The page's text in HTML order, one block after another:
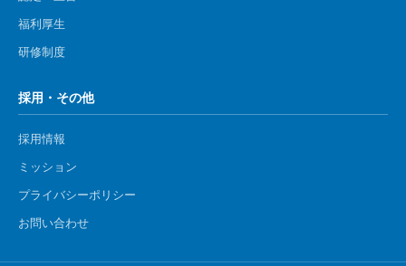
福利厚生
研修制度
採用・その他
採用情報
ミッション
プライバシーポリシー
お問い合わせ